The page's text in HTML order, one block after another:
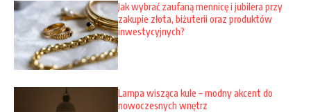
Jak wybrać zaufaną mennicę i jubilera przy
zakupie złota, biżuterii oraz produktów
inwestycyjnych?
Lampa wisząca kule – modny akcent do
nowoczesnych wnętrz